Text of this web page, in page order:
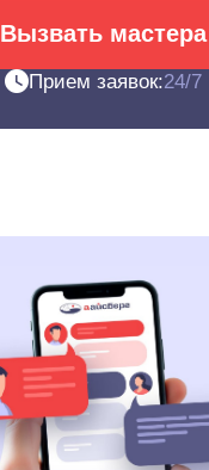
Вызвать мастера
Прием заявок:24/7